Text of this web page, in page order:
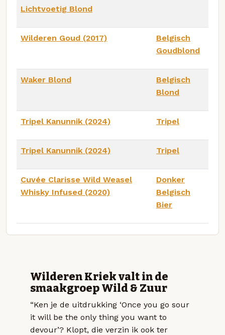
Lichtvoetig Blond
Wilderen Goud (2017)
Belgisch
Goudblond
Waker Blond
Belgisch
Blond
Tripel Kanunnik (2024) Tripel
Tripel Kanunnik (2024) Tripel
Cuvée Clarisse Wild Weasel
Whisky Infused (2020)
Donker
Belgisch
Bier
Wilderen Kriek valt in de
smaakgroep Wild & Zuur
“Ken je de uitdrukking ‘Once you go sour
it will be the only thing you want to
devour’? Klopt, die verzin ik ook ter